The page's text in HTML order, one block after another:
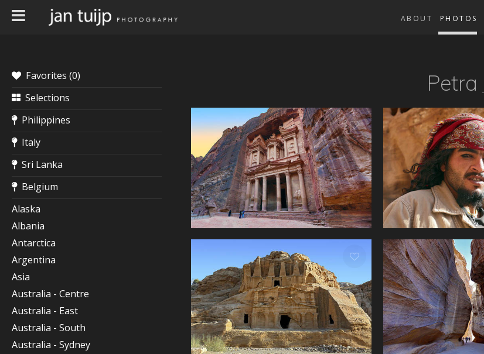
PHOTOS
ABOUT
Favorites (0)
Selections
Philippines
Italy
Sri Lanka
Belgium
Alaska
Albania
Antarctica
Argentina
Asia
Australia - Centre
Australia - East
Australia - South
Australia - Sydney
Petra